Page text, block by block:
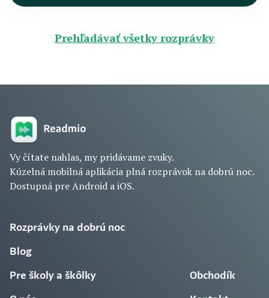
Prehľadávať všetky rozprávky
Vy čítate nahlas, my pridávame zvuky.
Kúzelná mobilná aplikácia plná rozprávok na dobrú noc.
Dostupná pre Android a iOS.
Rozprávky na dobrú noc
Blog
Pre školy a škôlky Obchodík